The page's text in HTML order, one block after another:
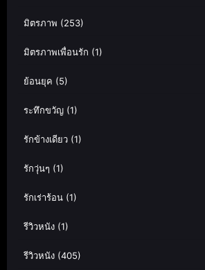
มิตรภาพ (253)
มิตรภาพเพื่อนรัก (1)
ย้อนยุค (5)
ระทึกขวัญ (1)
รักข้างเดียว (1)
รักวุ่นๆ (1)
รักเร่าร้อน (1)
รีวิวหนัง (1)
รีวิวหนัง (405)